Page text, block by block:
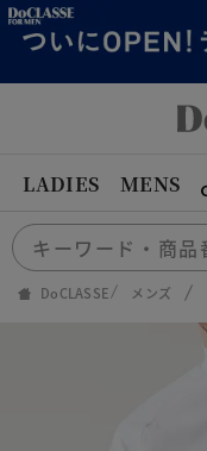
LADIES MENS
DoCLASSE メンズ